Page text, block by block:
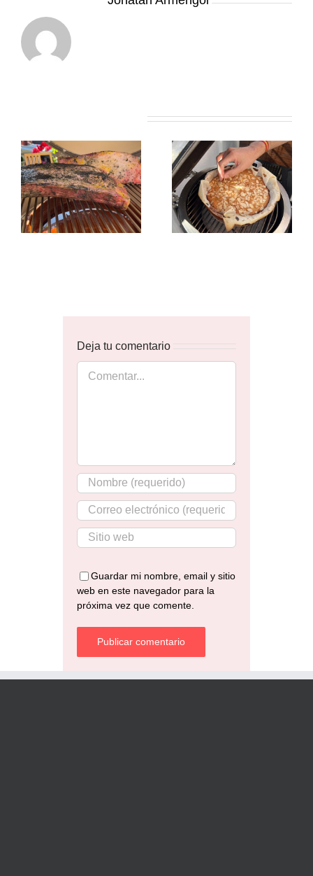
Deja tu comentario
Comentar
Guardar mi nombre, email y sitio
web en este navegador para la
próxima vez que comente.